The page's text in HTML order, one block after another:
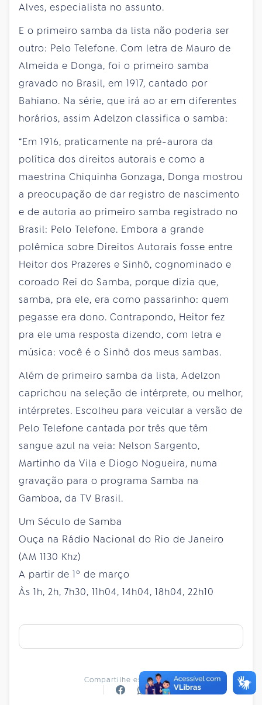
Alves, especialista no assunto.
E o primeiro samba da lista não poderia ser
outro: Pelo Telefone. Com letra de Mauro de
Almeida e Donga, foi o primeiro samba
gravado no Brasil, em 1917, cantado por
Bahiano. Na série, que irá ao ar em diferentes
horários, assim Adelzon classifica o samba:
“Em 1916, praticamente na pré-aurora da
política dos direitos autorais e como a
maestrina Chiquinha Gonzaga, Donga mostrou
a preocupação de dar registro de nascimento
e de autoria ao primeiro samba registrado no
Brasil: Pelo Telefone. Embora a grande
polêmica sobre Direitos Autorais fosse entre
Heitor dos Prazeres e Sinhô, cognominado e
coroado Rei do Samba, porque dizia que,
samba, pra ele, era como passarinho: quem
pegasse era dono. Contrapondo, Heitor fez
pra ele uma resposta dizendo, com letra e
música: você é o Sinhô dos meus sambas.
Além de primeiro samba da lista, Adelzon
caprichou na seleção de intérprete, ou melhor,
intérpretes. Escolheu para veicular a versão de
Pelo Telefone cantada por três que têm
sangue azul na veia: Nelson Sargento,
Martinho da Vila e Diogo Nogueira, numa
gravação para o programa Samba na
Gamboa, da TV Brasil.
Um Século de Samba
Ouça na Rádio Nacional do Rio de Janeiro
(AM 1130 Khz)
A partir de 1º de março
Às 1h, 2h, 7h30, 11h04, 14h04, 18h04, 22h10
Compartilhe essa notícia